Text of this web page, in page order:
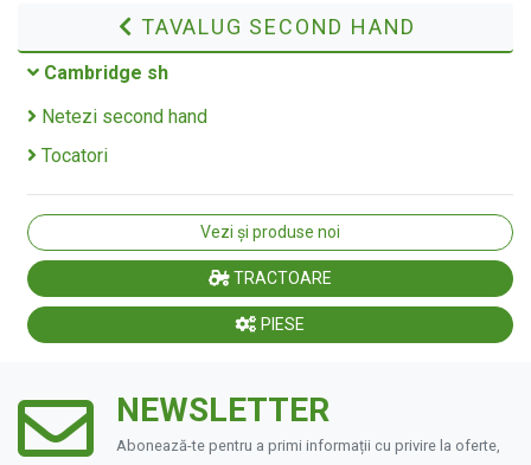
TAVALUG SECOND HAND
Cambridge sh
Netezi second hand
Tocatori
Vezi și produse noi
TRACTOARE
PIESE
NEWSLETTER
Abonează-te pentru a primi informații cu privire la oferte,